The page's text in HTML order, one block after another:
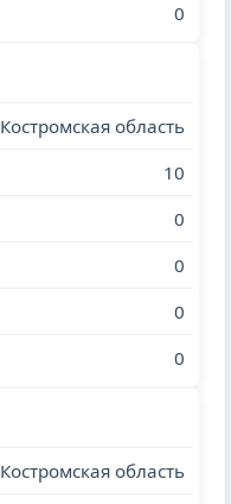
0
Костромская область
10
0
0
0
0
Костромская область